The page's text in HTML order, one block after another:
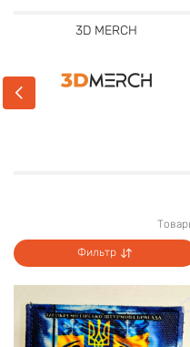
3D MERCH
Фильтр